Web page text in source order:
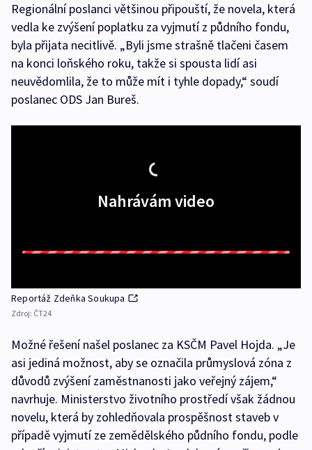
Regionální poslanci většinou připouští, že novela, která
vedla ke zvýšení poplatku za vyjmutí z půdního fondu,
byla přijata necitlivě. „Byli jsme strašně tlačeni časem
na konci loňského roku, takže si spousta lidí asi
neuvědomlila, že to může mít i tyhle dopady,“ soudí
poslanec ODS Jan Bureš.
Nahrávám video
Reportáž Zdeňka Soukupa
Zdroj: ČT24
Možné řešení našel poslanec za KSČM Pavel Hojda. „Je
asi jediná možnost, aby se označila průmyslová zóna z
důvodů zvýšení zaměstnanosti jako veřejný zájem,“
navrhuje. Ministerstvo životního prostředí však žádnou
novelu, která by zohledňovala prospěšnost staveb v
případě vyjmutí ze zemědělského půdního fondu, podle